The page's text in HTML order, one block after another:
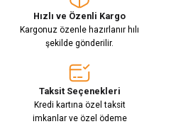
Hızlı ve Özenli Kargo
Kargonuz özenle hazırlanır hılı
şekilde gönderilir.
Taksit Seçenekleri
Kredi kartına özel taksit
imkanlar ve özel ödeme